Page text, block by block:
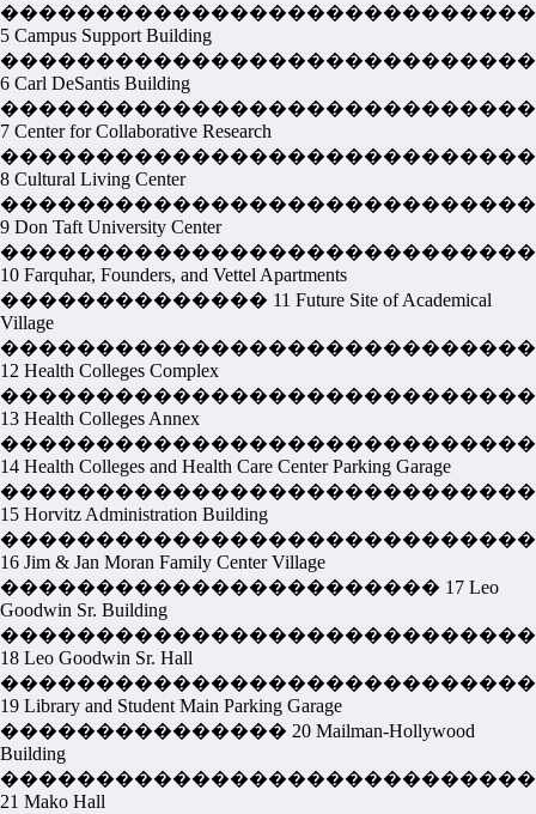
5 Campus Support Building
6 Carl DeSantis Building
7 Center for Collaborative Research
8 Cultural Living Center
9 Don Taft University Center
10 Farquhar, Founders, and Vettel Apartments
�������������� 11 Future Site of Academical
Village
12 Health Colleges Complex
13 Health Colleges Annex
14 Health Colleges and Health Care Center Parking Garage
15 Horvitz Administration Building
16 Jim & Jan Moran Family Center Village
����������������������� 17 Leo
Goodwin Sr. Building
18 Leo Goodwin Sr. Hall
19 Library and Student Main Parking Garage
��������������� 20 Mailman-Hollywood
Building
21 Mako Hall